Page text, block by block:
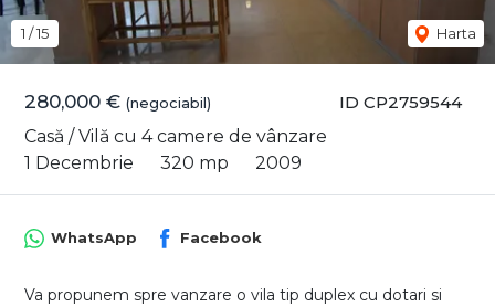
ID CP2759544
280,000 € (negociabil)
Casă / Vilă cu 4 camere de vânzare
1 Decembrie
320 mp 2009
1 /15 Harta
WhatsApp Facebook
Va propunem spre vanzare o vila tip duplex cu dotari si